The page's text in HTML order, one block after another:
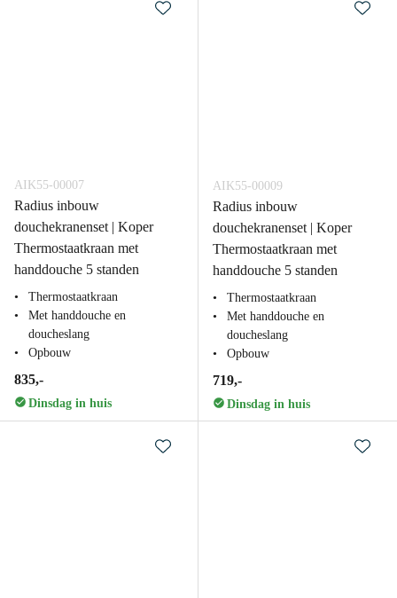
AIK55-00007
Radius inbouw
douchekranenset | Koper
Thermostaatkraan met
handdouche 5 standen
Thermostaatkraan
Met handdouche en
doucheslang
Opbouw
835,-
Dinsdag in huis
AIK55-00009
Radius inbouw
douchekranenset | Koper
Thermostaatkraan met
handdouche 5 standen
Thermostaatkraan
Met handdouche en
doucheslang
Opbouw
719,-
Dinsdag in huis